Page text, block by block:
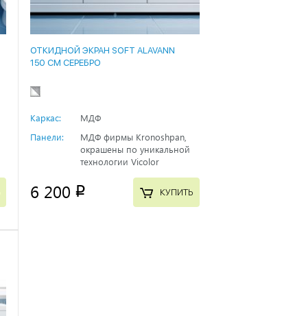
ОТКИДНОЙ ЭКРАН SOFT ALAVANN
150 СМ СЕРЕБРО
Каркас:
МДФ
Панели:
МДФ фирмы Kronoshpan,
окрашены по уникальной
технологии Vicolor
6 200 p КУПИТЬ